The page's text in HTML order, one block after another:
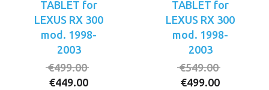
TABLET for
LEXUS RX 300
mod. 1998-
2003
€499.00
€449.00
TABLET for
LEXUS RX 300
mod. 1998-
2003
€549.00
€499.00